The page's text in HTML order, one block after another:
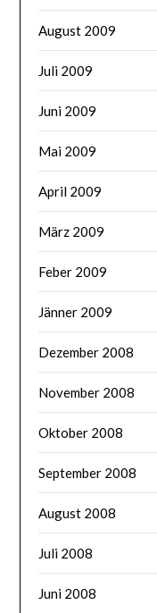
August 2009
Juli 2009
Juni 2009
Mai 2009
April 2009
März 2009
Feber 2009
Jänner 2009
Dezember 2008
November 2008
Oktober 2008
September 2008
August 2008
Juli 2008
Juni 2008